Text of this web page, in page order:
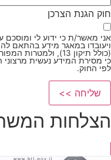
חוק הגנת הצרכן
אני מאשר/ת כי ידוע לי ומוסכם
(כולל תיקון 13), ולמטרות המפורטות
כי מסירת המידע נעשית מרצוני
לפי החוק.
שליחה >>
הצלחות